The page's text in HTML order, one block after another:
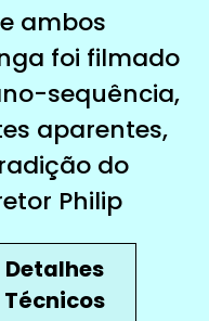
ambos
foi filmado
sequência,
aparentes,
do
Philip
Detalhes
Técnicos